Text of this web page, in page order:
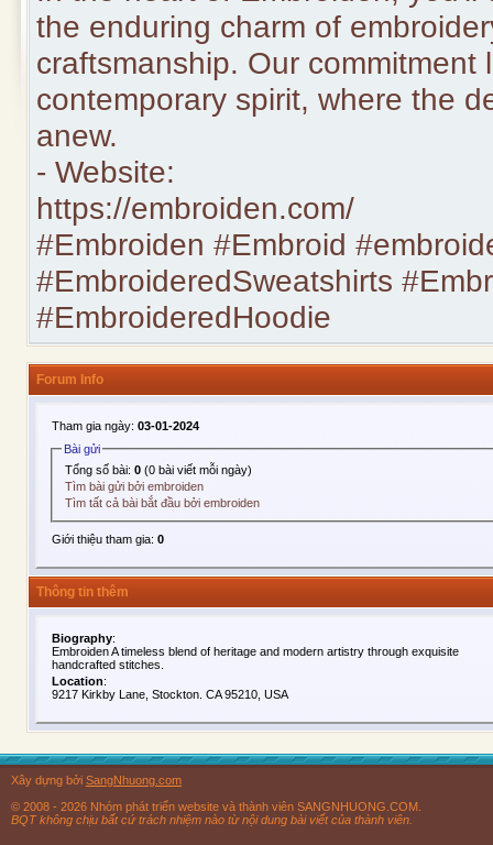
the enduring charm of
craftsmanship. Our
contemporary spirit, where the
anew.
- Website:
https://embroiden.com/
#Embroiden #Embroid
#EmbroideredSweatshirts
#EmbroideredHoodie
Forum Info
Tham gia ngày: 03-01-2024
Bài gửi
Tổng số bài:0 (0 bài viết mỗi ngày)
Tìm bài gửi bởi embroiden
Tìm tất cả bài bắt đầu bởi embroiden
Giới thiệu tham gia: 0
Thông tin thêm
Biography:
Embroiden A timeless blend of heritage and modern artistry through exquisite
handcrafted stitches.
Location:
9217 Kirkby Lane, Stockton. CA 95210, USA
Xây dựng bởi SangNhuong.com
© 2008 - 2026 Nhóm phát triển website và thành viên SANGNHUONG.COM.
BQT không chịu bất cứ trách nhiệm nào từ nội dung bài viết của thành viên.